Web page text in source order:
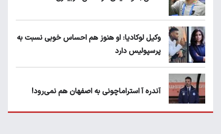
وکیل لوکادیا: او هنوز هم احساس خوبی نسبت به
پرسپولیس دارد
آندره آ استراماچونی به اصفهان هم نمی‌رود!